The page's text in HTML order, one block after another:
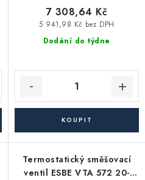
Dodání do týdne
5 941,98 Kč bez DPH
7 308,64 Kč
Termostatický směšovací
ventil ESBE VTA 572 20-